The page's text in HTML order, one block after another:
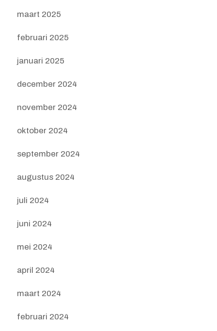
maart 2025
februari 2025
januari 2025
december 2024
november 2024
oktober 2024
september 2024
augustus 2024
juli 2024
juni 2024
mei 2024
april 2024
maart 2024
februari 2024